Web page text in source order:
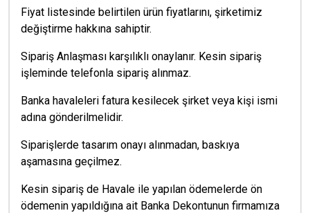
Fiyat listesinde belirtilen ürün fiyatlarını, şirketimiz
değiştirme hakkına sahiptir.
Sipariş Anlaşması karşılıklı onaylanır. Kesin sipariş
işleminde telefonla sipariş alınmaz.
Banka havaleleri fatura kesilecek şirket veya kişi ismi
adına gönderilmelidir.
Siparişlerde tasarım onayı alınmadan, baskıya
aşamasına geçilmez.
Kesin sipariş de Havale ile yapılan ödemelerde ön
ödemenin yapıldığına ait Banka Dekontunun firmamıza